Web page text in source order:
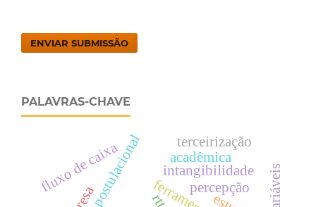
ENVIAR SUBMISSÃO
PALAVRAS-CHAVE
fluxo de caixa percepção
intangibilidade
acadêmica
terceirização